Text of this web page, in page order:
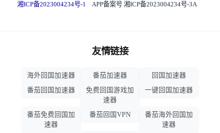
湘ICP备2023004234号-1 APP备案号 湘ICP备2023004234号-3A
友情链接
海外回国加速器 番茄加速器
回国加速器
番茄回国加速器
免费回国游戏加
速器
一键回国加速器
番茄免费回国加
速器
番茄回国VPN
番茄海外回国加
速器